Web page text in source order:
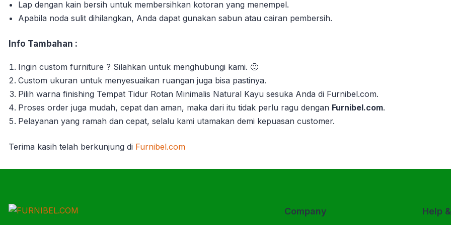
Lap dengan kain bersih untuk membersihkan kotoran yang menempel.
Apabila noda sulit dihilangkan, Anda dapat gunakan sabun atau cairan pembersih.
Info Tambahan :
Ingin custom furniture ? Silahkan untuk menghubungi kami. 🙂
Custom ukuran untuk menyesuaikan ruangan juga bisa pastinya.
Pilih warna finishing Tempat Tidur Rotan Minimalis Natural Kayu sesuka Anda di Furnibel.com.
Proses order juga mudah, cepat dan aman, maka dari itu tidak perlu ragu dengan Furnibel.com.
Pelayanan yang ramah dan cepat, selalu kami utamakan demi kepuasan customer.
Terima kasih telah berkunjung di Furnibel.com
Company Help